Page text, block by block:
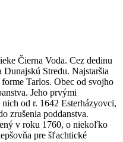
Čierna Voda. Cez dedinu
Dunajskú Stredu. Najstaršia
Tarlos. Obec od svojho
Jeho prvými
od r. 1642 Esterházyovci,
zrušenia poddanstva.
v roku 1760, o niekoľko
pre šľachtické